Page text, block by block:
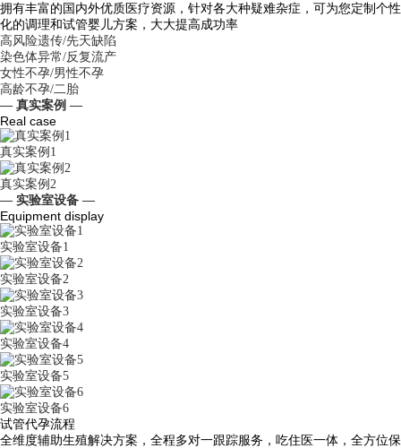
拥有丰富的国内外优质医疗资源，针对各大种疑难杂症，可为您定制个性
化的调理和试管婴儿方案，大大提高成功率
高风险遗传/先天缺陷
染色体异常/反复流产
女性不孕/男性不孕
高龄不孕/二胎
— 真实案例 —
Real case
真实案例1
真实案例2
— 实验室设备 —
Equipment display
实验室设备1
实验室设备2
实验室设备3
实验室设备4
实验室设备5
实验室设备6
试管代孕流程
全维度辅助生殖解决方案，全程多对一跟踪服务，吃住医一体，全方位保